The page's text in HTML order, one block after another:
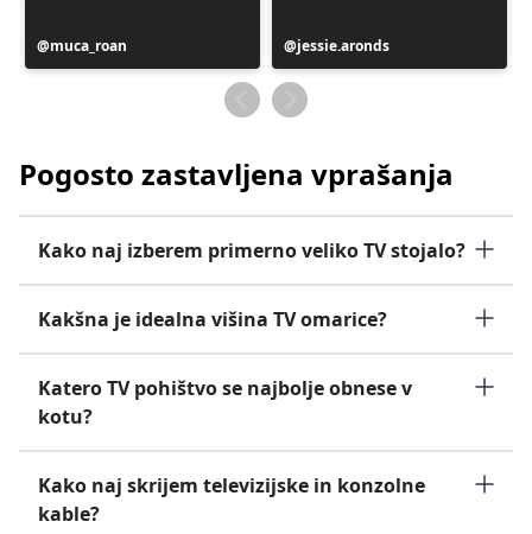
Objavo
je
muca_roan
Objavo
je
objavil
jessie.aronds
Pogosto zastavljena vprašanja
Kako naj izberem primerno veliko TV stojalo?
Kakšna je idealna višina TV omarice?
Katero TV pohištvo se najbolje obnese v
kotu?
Kako naj skrijem televizijske in konzolne
kable?